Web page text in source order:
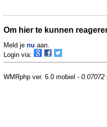
Om hier te kunnen
Meld je nu aan.
Login via:
WMRphp ver. 6.0 mobiel - 0.07072